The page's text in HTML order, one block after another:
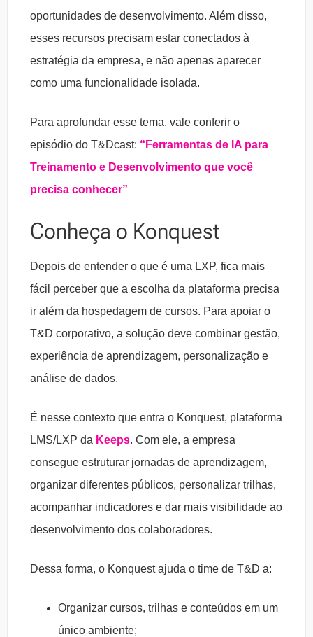
oportunidades de desenvolvimento. Além disso,
esses recursos precisam estar conectados à
estratégia da empresa, e não apenas aparecer
como uma funcionalidade isolada.
Para aprofundar esse tema, vale conferir o
episódio do T&Dcast: “Ferramentas de IA para
Treinamento e Desenvolvimento que você
precisa conhecer”
Conheça o Konquest
Depois de entender o que é uma LXP, fica mais
fácil perceber que a escolha da plataforma precisa
ir além da hospedagem de cursos. Para apoiar o
T&D corporativo, a solução deve combinar gestão,
experiência de aprendizagem, personalização e
análise de dados.
É nesse contexto que entra o Konquest, plataforma
LMS/LXP da Keeps. Com ele, a empresa
consegue estruturar jornadas de aprendizagem,
organizar diferentes públicos, personalizar trilhas,
acompanhar indicadores e dar mais visibilidade ao
desenvolvimento dos colaboradores.
Dessa forma, o Konquest ajuda o time de T&D a:
Organizar cursos, trilhas e conteúdos em um
único ambiente;